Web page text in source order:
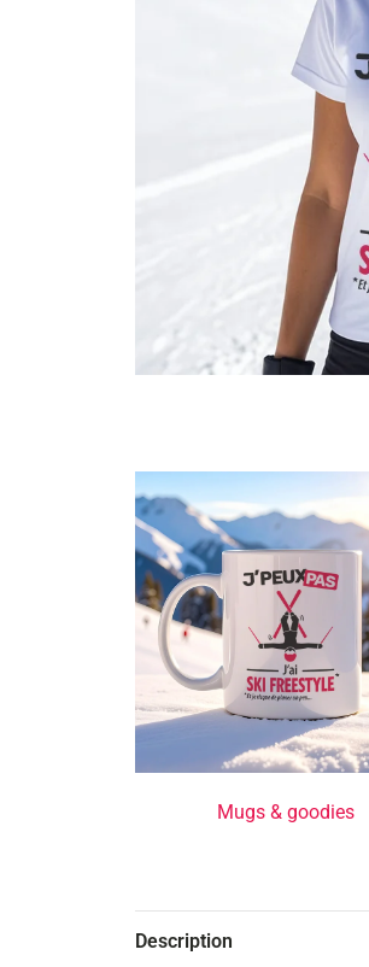
Mugs & goodies
Description